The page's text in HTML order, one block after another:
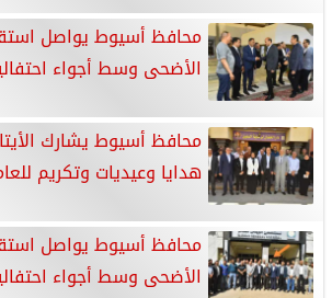
محافظ أسيوط يواصل
الأضحى وسط أجواء
محافظ أسيوط يشارك
هدايا وعيديات وتكريم
محافظ أسيوط يواصل
الأضحى وسط أجواء